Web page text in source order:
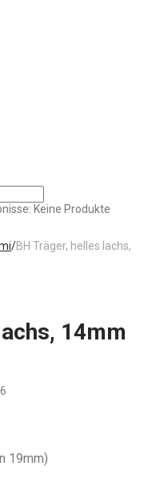
Keine Produkte
/BH Träger, helles lachs,
14mm
19mm)